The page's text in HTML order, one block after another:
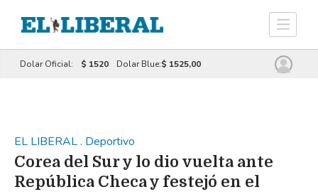
Dolar Oficial: $ 1520 Dolar Blue:$ 1525,00
EL LIBERAL. Deportivo
Corea del Sur y lo dio vuelta ante
República Checa y festejó en el